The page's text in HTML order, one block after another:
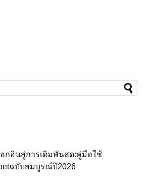
กอินสู่การเดิมพันสด:คู่มือใช้
ฉบับสมบูรณ์ปี2026